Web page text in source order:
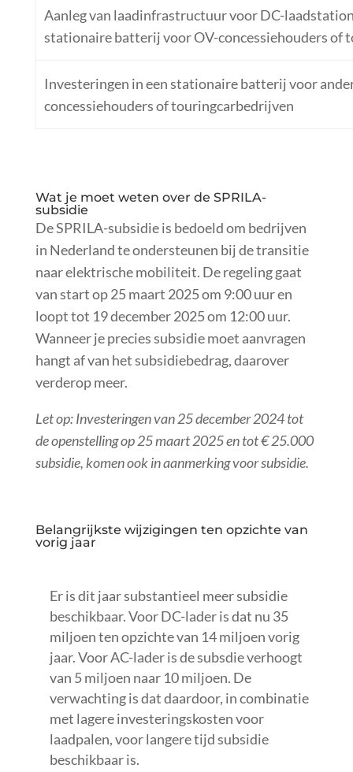
Aanleg van laadinfrastructuur voor DC-
stationaire batterij voor OV-concessiehouders of
Investeringen in een stationaire batterij voor
concessiehouders of touringcarbedrijven
Wat je moet weten over de SPRILA-
subsidie
De SPRILA-subsidie is bedoeld om bedrijven
in Nederland te ondersteunen bij de transitie
naar elektrische mobiliteit. De regeling gaat
van start op 25 maart 2025 om 9:00 uur en
loopt tot 19 december 2025 om 12:00 uur.
Wanneer je precies subsidie moet aanvragen
hangt af van het subsidiebedrag, daarover
verderop meer.
Let op: Investeringen van 25 december 2024 tot
de openstelling op 25 maart 2025 en tot € 25.000
subsidie, komen ook in aanmerking voor subsidie.
Belangrijkste wijzigingen ten opzichte van
vorig jaar
Er is dit jaar substantieel meer subsidie
beschikbaar. Voor DC-lader is dat nu 35
miljoen ten opzichte van 14 miljoen vorig
jaar. Voor AC-lader is de subsdie verhoogt
van 5 miljoen naar 10 miljoen. De
verwachting is dat daardoor, in combinatie
met lagere investeringskosten voor
laadpalen, voor langere tijd subsidie
beschikbaar is.